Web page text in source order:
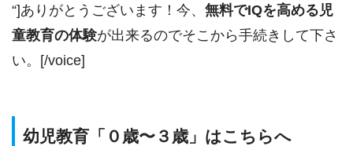
“]ありがとうございます！今、 無料でIQを高める児
童教育の体験が出来るのでそこから手続きして下さ
い。[/voice]
幼児教育「０歳〜３歳」はこちらへ